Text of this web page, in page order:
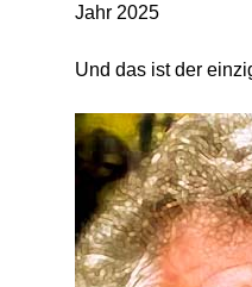
Jahr 2025
Und das ist der